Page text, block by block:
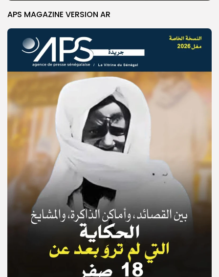
© Copyright 2025, APS
APS MAGAZINE VERSION AR